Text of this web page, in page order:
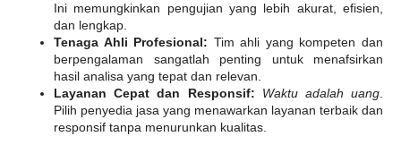
Ini memungkinkan pengujian yang lebih akurat, efisien,
dan lengkap.
Tenaga Ahli Profesional: Tim ahli yang kompeten dan
berpengalaman sangatlah penting untuk menafsirkan
hasil analisa yang tepat dan relevan.
Layanan Cepat dan Responsif:
Waktu adalah uang.
Pilih penyedia jasa yang menawarkan layanan terbaik dan
responsif tanpa menurunkan kualitas.